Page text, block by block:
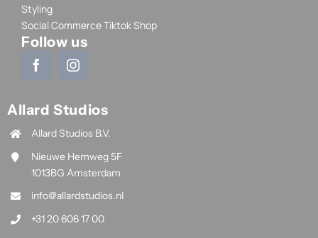
Styling
Social Commerce Tiktok Shop
Follow us
Allard Studios
Allard Studios B.V.
Nieuwe Hemweg 5F
1013BG Amsterdam
info@allardstudios.nl
+31 20 606 17 00